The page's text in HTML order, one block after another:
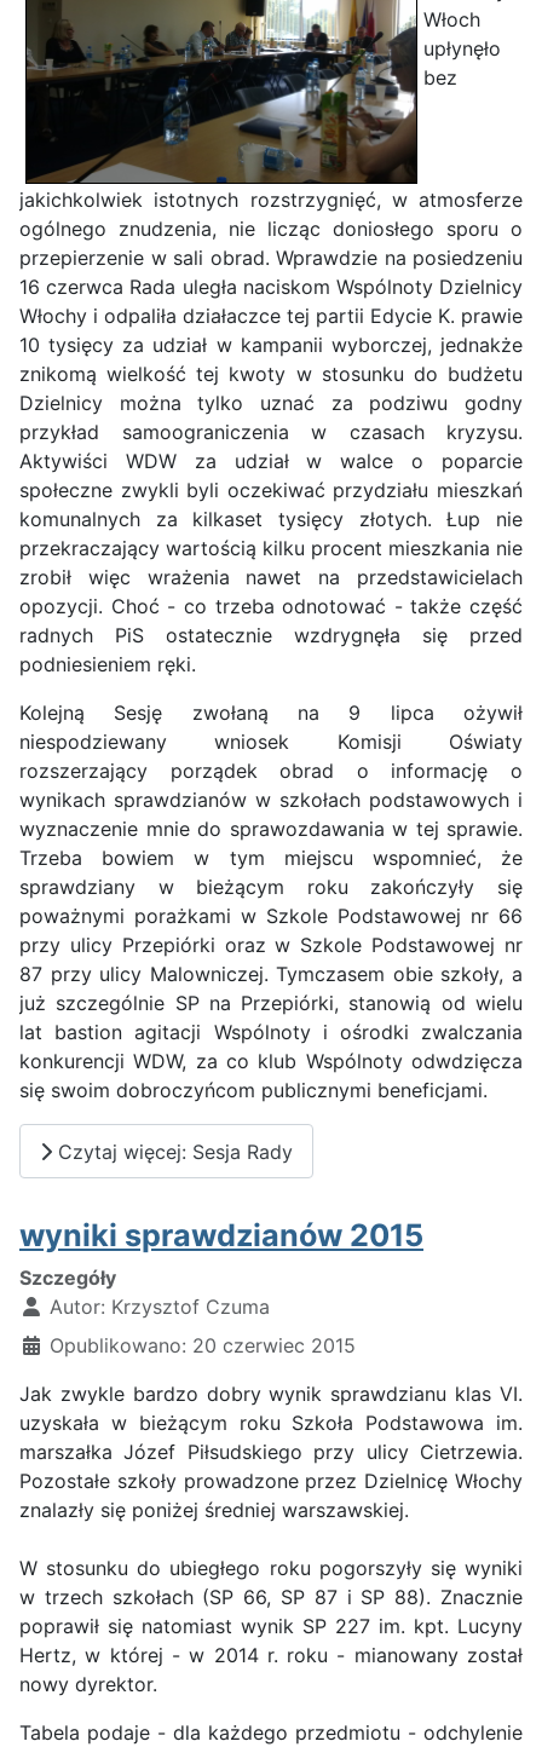
Włoch
upłynęło
bez
jakichkolwiek istotnych rozstrzygnięć, w atmosferze
ogólnego znudzenia, nie licząc doniosłego sporu o
przepierzenie w sali obrad. Wprawdzie na posiedzeniu
16 czerwca Rada uległa naciskom Wspólnoty Dzielnicy
Włochy i odpaliła działaczce tej partii Edycie K. prawie
10 tysięcy za udział w kampanii wyborczej, jednakże
znikomą wielkość tej kwoty w stosunku do budżetu
Dzielnicy można tylko uznać za podziwu godny
przykład samoograniczenia w czasach kryzysu.
Aktywiści WDW za udział w walce o poparcie
społeczne zwykli byli oczekiwać przydziału mieszkań
komunalnych za kilkaset tysięcy złotych. Łup nie
przekraczający wartością kilku procent mieszkania nie
zrobił więc wrażenia nawet na przedstawicielach
opozycji. Choć - co trzeba odnotować - także część
radnych PiS ostatecznie wzdrygnęła się przed
podniesieniem ręki.
Kolejną Sesję zwołaną na 9 lipca ożywił
niespodziewany wniosek Komisji Oświaty
rozszerzający porządek obrad o informację o
wynikach sprawdzianów w szkołach podstawowych i
wyznaczenie mnie do sprawozdawania w tej sprawie.
Trzeba bowiem w tym miejscu wspomnieć, że
sprawdziany w bieżącym roku zakończyły się
poważnymi porażkami w Szkole Podstawowej nr 66
przy ulicy Przepiórki oraz w Szkole Podstawowej nr
87 przy ulicy Malowniczej. Tymczasem obie szkoły, a
już szczególnie SP na Przepiórki, stanowią od wielu
lat bastion agitacji Wspólnoty i ośrodki zwalczania
konkurencji WDW, za co klub Wspólnoty odwdzięcza
się swoim dobroczyńcom publicznymi beneficjami.
Czytaj więcej: Sesja Rady
wyniki sprawdzianów 2015
Szczegóły
Autor: Krzysztof Czuma
Opublikowano: 20 czerwiec 2015
Jak zwykle bardzo dobry wynik sprawdzianu klas VI.
uzyskała w bieżącym roku Szkoła Podstawowa im.
marszałka Józef Piłsudskiego przy ulicy Cietrzewia.
Pozostałe szkoły prowadzone przez Dzielnicę Włochy
znalazły się poniżej średniej warszawskiej.
W stosunku do ubiegłego roku pogorszyły się wyniki
w trzech szkołach (SP 66, SP 87 i SP 88). Znacznie
poprawił się natomiast wynik SP 227 im. kpt. Lucyny
Hertz, w której - w 2014 r. roku - mianowany został
nowy dyrektor.
Tabela podaje - dla każdego przedmiotu - odchylenie